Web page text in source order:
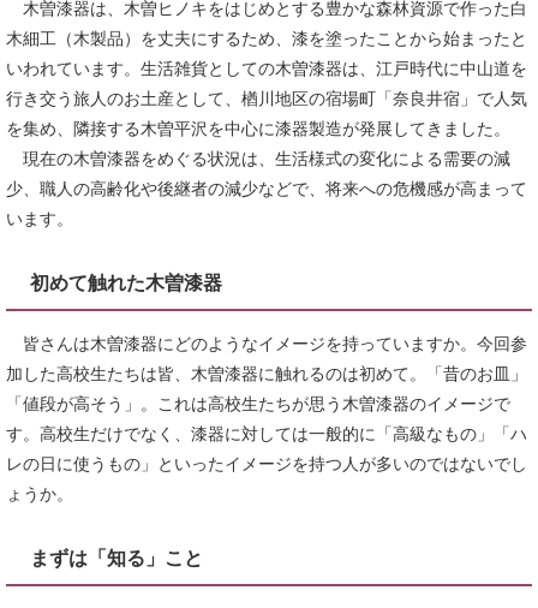
木曽漆器は、木曽ヒノキをはじめとする豊かな森林資源で作った白
木細工（木製品）を丈夫にするため、漆を塗ったことから始まったと
いわれています。生活雑貨としての木曽漆器は、江戸時代に中山道を
行き交う旅人のお土産として、楢川地区の宿場町「奈良井宿」で人気
を集め、隣接する木曽平沢を中心に漆器製造が発展してきました。
現在の木曽漆器をめぐる状況は、生活様式の変化による需要の減
少、職人の高齢化や後継者の減少などで、将来への危機感が高まって
います。
初めて触れた木曽漆器
皆さんは木曽漆器にどのようなイメージを持っていますか。今回参
加した高校生たちは皆、木曽漆器に触れるのは初めて。「昔のお皿」
「値段が高そう」。これは高校生たちが思う木曽漆器のイメージで
す。高校生だけでなく、漆器に対しては一般的に「高級なもの」「ハ
レの日に使うもの」といったイメージを持つ人が多いのではないでし
ょうか。
まずは「知る」こと